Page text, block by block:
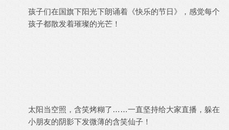
孩子们在国旗下阳光下朗诵着《快乐的节日》，感觉每个
孩子都散发着璀璨的光芒！
太阳当空照，含笑烤糊了……一直坚持给大家直播，躲在
小朋友的阴影下发微薄的含笑仙子！